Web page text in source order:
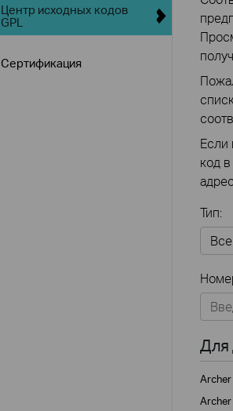
Центр исходных кодов
GPL
Сертификация
Если
код
Тип:
Для
Для
Archer
Archer